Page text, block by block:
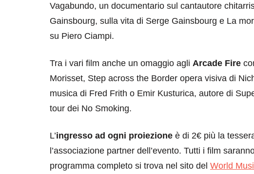
Vagabundo, un documentario sul cantautore
Gainsbourg, sulla vita di Serge Gainsbourg e La
su Piero Ciampi.
Tra i vari film anche un omaggio agli Arcade Fire
Morisset, Step across the Border opera visiva di
musica di Fred Frith o Emir Kusturica, autore di
tour dei No Smoking.
L’ingresso ad ogni proiezione è di 2€ più la
l’associazione partner dell’evento. Tutti i film
programma completo si trova nel sito del World